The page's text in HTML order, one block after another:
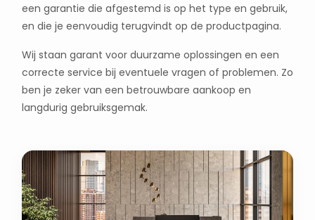
een garantie die afgestemd is op het type en gebruik,
en die je eenvoudig terugvindt op de productpagina.
Wij staan garant voor duurzame oplossingen en een
correcte service bij eventuele vragen of problemen. Zo
ben je zeker van een betrouwbare aankoop en
langdurig gebruiksgemak.